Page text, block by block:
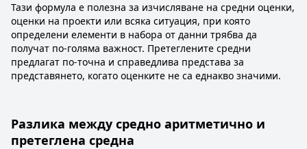
Тази формула е полезна за изчисляване на средни оценки,
оценки на проекти или всяка ситуация, при която
определени елементи в набора от данни трябва да
получат по-голяма важност. Претеглените средни
предлагат по-точна и справедлива представа за
представянето, когато оценките не са еднакво значими.
Разлика между средно аритметично и
претеглена средна